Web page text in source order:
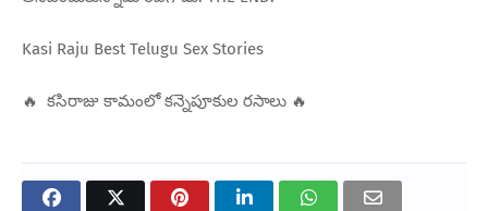
Kasi Raju Best Telugu Sex Stories
🔥 కసిరాజు కామంలో కన్నెపూకుల రసాలు 🔥